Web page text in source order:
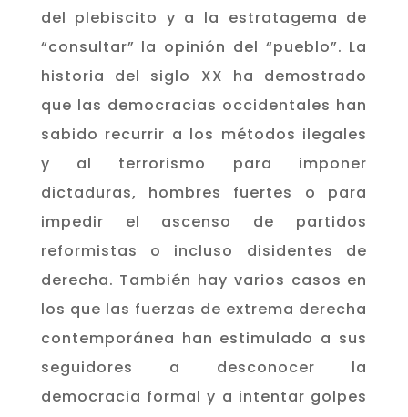
del plebiscito y a la estratagema de
“consultar” la opinión del “pueblo”. La
historia del siglo XX ha demostrado
que las democracias occidentales han
sabido recurrir a los métodos ilegales
y al terrorismo para imponer
dictaduras, hombres fuertes o para
impedir el ascenso de partidos
reformistas o incluso disidentes de
derecha. También hay varios casos en
los que las fuerzas de extrema derecha
contemporánea han estimulado a sus
seguidores a desconocer la
democracia formal y a intentar golpes